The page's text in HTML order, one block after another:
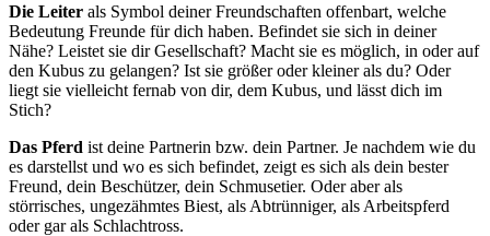
Die Leiter als Symbol deiner Freundschaften offenbart, welche
Bedeutung Freunde für dich haben. Befindet sie sich in deiner
Nähe? Leistet sie dir Gesellschaft? Macht sie es möglich, in oder auf
den Kubus zu gelangen? Ist sie größer oder kleiner als du? Oder
liegt sie vielleicht fernab von dir, dem Kubus, und lässt dich im
Stich?
Das Pferd ist deine Partnerin bzw. dein Partner. Je nachdem wie du
es darstellst und wo es sich befindet, zeigt es sich als dein bester
Freund, dein Beschützer, dein Schmusetier. Oder aber als
störrisches, ungezähmtes Biest, als Abtrünniger, als Arbeitspferd
oder gar als Schlachtross.